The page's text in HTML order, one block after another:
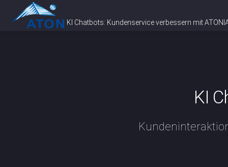
KI Chatbots: Kundenservice verbessern mit
KI